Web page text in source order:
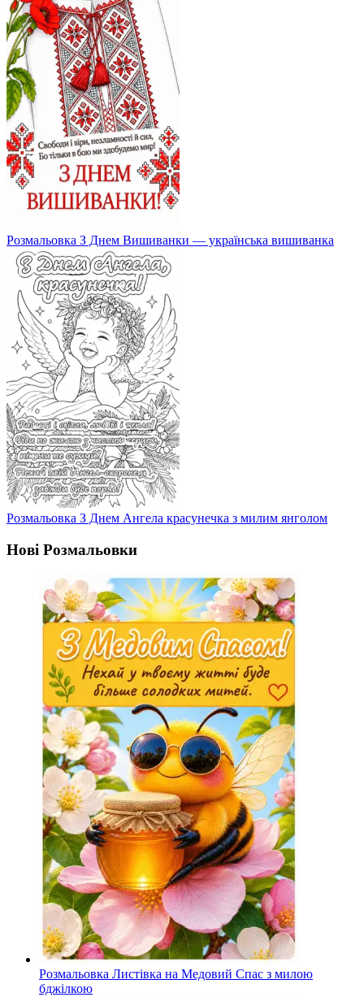
Розмальовка З Днем Вишиванки — українська вишиванка
Розмальовка З Днем Ангела красунечка з милим янголом
Нові Розмальовки
Розмальовка Листівка на Медовий Спас з милою
бджілкою